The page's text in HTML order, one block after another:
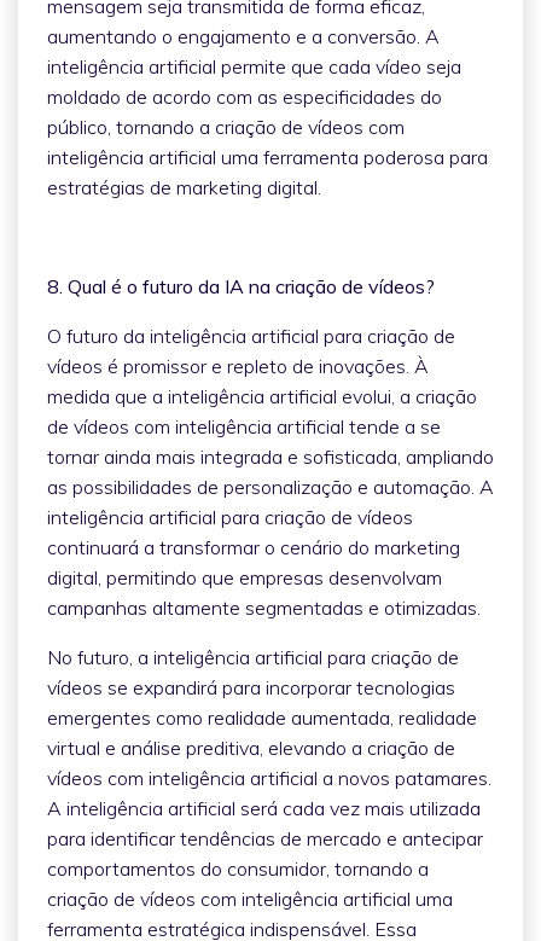
mensagem seja transmitida de forma eficaz,
aumentando o engajamento e a conversão. A
inteligência artificial permite que cada vídeo seja
moldado de acordo com as especificidades do
público, tornando a criação de vídeos com
inteligência artificial uma ferramenta poderosa para
estratégias de marketing digital.
8. Qual é o futuro da IA na criação de vídeos?
O futuro da inteligência artificial para criação de
vídeos é promissor e repleto de inovações. À
medida que a inteligência artificial evolui, a criação
de vídeos com inteligência artificial tende a se
tornar ainda mais integrada e sofisticada, ampliando
as possibilidades de personalização e automação. A
inteligência artificial para criação de vídeos
continuará a transformar o cenário do marketing
digital, permitindo que empresas desenvolvam
campanhas altamente segmentadas e otimizadas.
No futuro, a inteligência artificial para criação de
vídeos se expandirá para incorporar tecnologias
emergentes como realidade aumentada, realidade
virtual e análise preditiva, elevando a criação de
vídeos com inteligência artificial a novos patamares.
A inteligência artificial será cada vez mais utilizada
para identificar tendências de mercado e antecipar
comportamentos do consumidor, tornando a
criação de vídeos com inteligência artificial uma
ferramenta estratégica indispensável. Essa